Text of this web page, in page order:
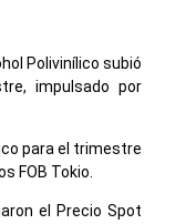
Polivinílico subió
impulsado por
para el trimestre
FOB Tokio.
el Precio Spot